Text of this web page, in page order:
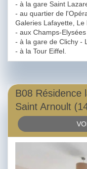
- à la gare Saint
- au quartier de
Galeries Lafayette, Le
- aux Champs-Elysées
- à la gare de Clichy -
- à la Tour Eiffel.
B08 Résidence
Saint Arnoult